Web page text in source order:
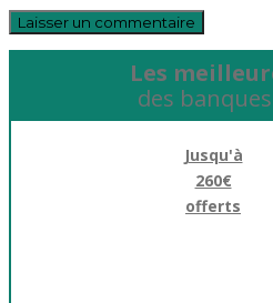
Les
des
Jusqu'à
260€
offerts